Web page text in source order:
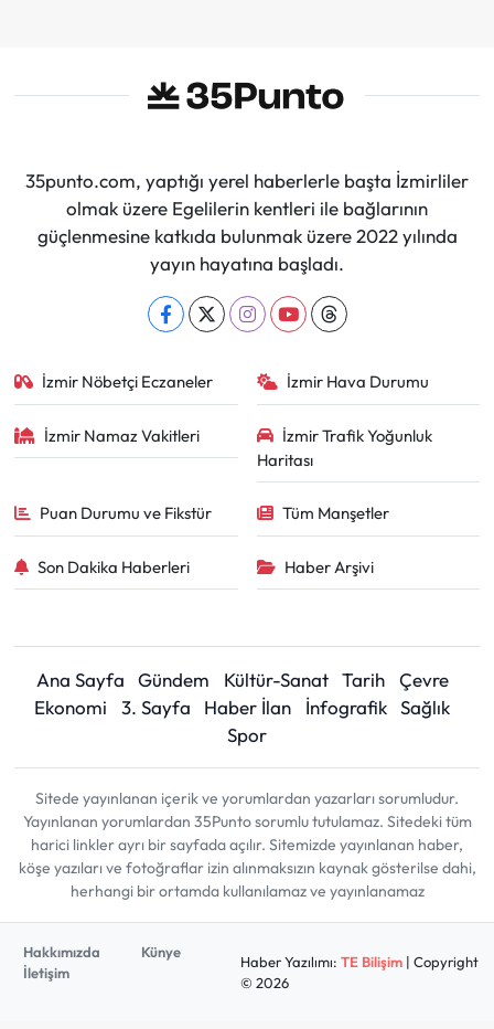
35punto.com, yaptığı yerel haberlerle başta İzmirliler
olmak üzere Egelilerin kentleri ile bağlarının
güçlenmesine katkıda bulunmak üzere 2022 yılında
yayın hayatına başladı.
İzmir Nöbetçi Eczaneler İzmir Hava Durumu
İzmir Namaz Vakitleri
İzmir Trafik Yoğunluk
Haritası
Puan Durumu ve Fikstür Tüm Manşetler
Son Dakika Haberleri Haber Arşivi
Ana Sayfa Gündem Kültür-Sanat Tarih
Çevre
Ekonomi
3. Sayfa Haber İlan İnfografik Sağlık
Spor
Sitede yayınlanan içerik ve yorumlardan yazarları sorumludur.
Yayınlanan yorumlardan 35Punto sorumlu tutulamaz. Sitedeki tüm
harici linkler ayrı bir sayfada açılır. Sitemizde yayınlanan haber,
köşe yazıları ve fotoğraflar izin alınmaksızın kaynak gösterilse dahi,
herhangi bir ortamda kullanılamaz ve yayınlanamaz
Hakkımızda
Künye
İletişim
Haber Yazılımı: TE Bilişim| Copyright
© 2026